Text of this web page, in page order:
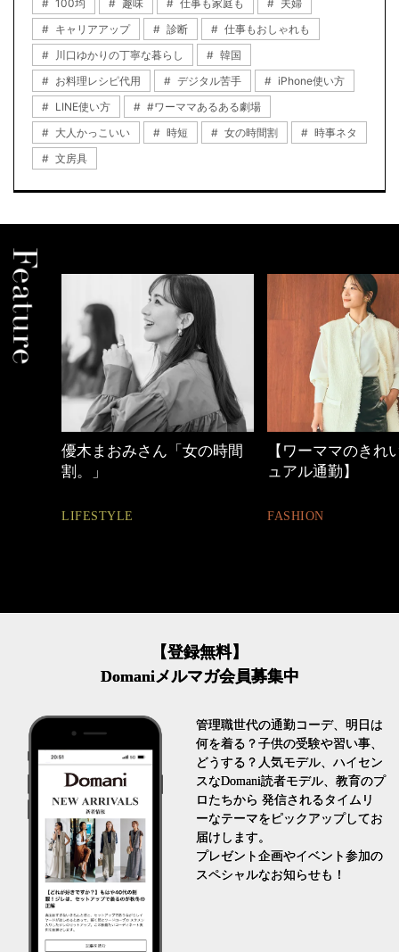
100均 趣味 仕事も家庭も
夫婦
キャリアアップ
診断
仕事もおしゃれも
川口ゆかりの丁寧な暮らし
韓国
お料理レシピ代用
デジタル苦手
iPhone使い方
LINE使い方
#ワーママあるある劇場
大人かっこいい
時短 女の時間割
時事ネタ
文房具
【ワーママのきれいめカジ
ュアル通勤】
FASHION
心地よくいられる
とは
FASHION
【登録無料】
Domaniメルマガ会員募集中
管理職世代の通勤コーデ、明日は
何を着る？子供の受験や習い事、
どうする？人気モデル、ハイセン
スなDomani読者モデル、教育のプ
ロたちから 発信されるタイムリ
ーなテーマをピックアップしてお
届けします。
プレゼント企画やイベント参加の
スペシャルなお知らせも！